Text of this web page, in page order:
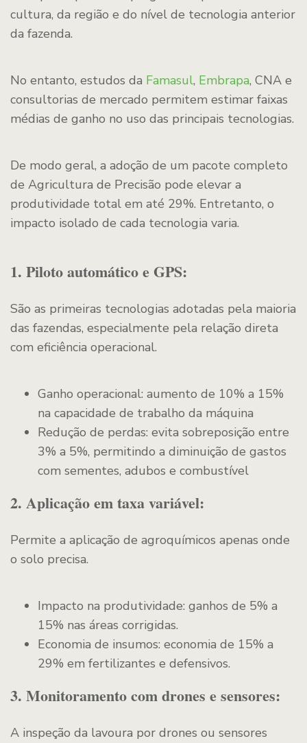
cultura, da região e do nível de tecnologia anterior
da fazenda.
No entanto, estudos da Famasul, Embrapa, CNA e
consultorias de mercado permitem estimar faixas
médias de ganho no uso das principais tecnologias.
De modo geral, a adoção de um pacote completo
de Agricultura de Precisão pode elevar a
produtividade total em até 29%. Entretanto, o
impacto isolado de cada tecnologia varia.
1. Piloto automático e GPS:
São as primeiras tecnologias adotadas pela maioria
das fazendas, especialmente pela relação direta
com eficiência operacional.
Ganho operacional: aumento de 10% a 15%
na capacidade de trabalho da máquina
Redução de perdas: evita sobreposição entre
3% a 5%, permitindo a diminuição de gastos
com sementes, adubos e combustível
2. Aplicação em taxa variável:
Permite a aplicação de agroquímicos apenas onde
o solo precisa.
Impacto na produtividade: ganhos de 5% a
15% nas áreas corrigidas.
Economia de insumos: economia de 15% a
29% em fertilizantes e defensivos.
3. Monitoramento com drones e sensores:
A inspeção da lavoura por drones ou sensores